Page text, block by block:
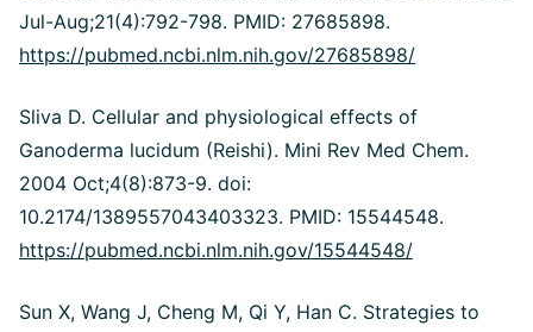
Jul-Aug;21(4):792-798. PMID: 27685898.
https://pubmed.ncbi.nlm.nih.gov/27685898/
Sliva D. Cellular and physiological effects of
Ganoderma lucidum (Reishi). Mini Rev Med Chem.
2004 Oct;4(8):873-9. doi:
10.2174/1389557043403323. PMID: 15544548.
https://pubmed.ncbi.nlm.nih.gov/15544548/
Sun X, Wang J, Cheng M, Qi Y, Han C. Strategies to